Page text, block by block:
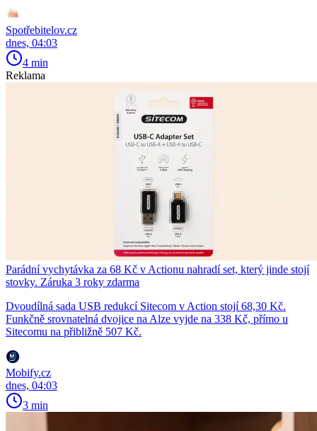
Spotřebitelov.cz
dnes, 04:03
4 min
Reklama
Parádní vychytávka za 68 Kč v Actionu nahradí set, který jinde stojí
stovky. Záruka 3 roky zdarma
Dvoudílná sada USB redukcí Sitecom v Action stojí 68,30 Kč.
Funkčně srovnatelná dvojice na Alze vyjde na 338 Kč, přímo u
Sitecomu na přibližně 507 Kč.
Mobify.cz
dnes, 04:03
3 min